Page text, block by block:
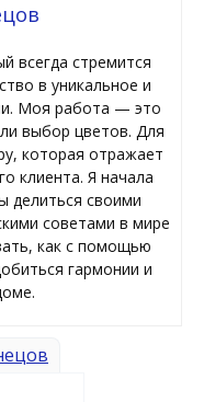
всегда стремится
в уникальное и
Моя работа — это
выбор цветов. Для
которая отражает
клиента. Я начала
делиться своими
советами в мире
как с помощью
гармонии и